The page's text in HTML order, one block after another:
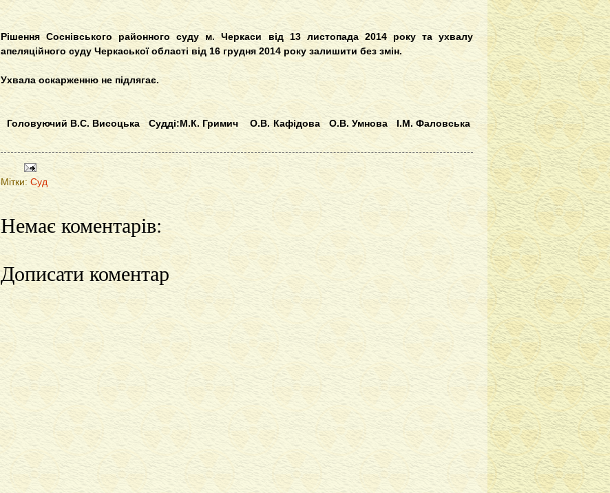
Рішення Соснівського районного суду м. Черкаси від 13 листопада 2014 року та ухвалу
апеляційного суду Черкаської області від 16 грудня 2014 року залишити без змін.
Ухвала оскарженню не підлягає.
Головуючий В.С. Висоцька Судді:М.К. Гримич О.В. Кафідова О.В. Умнова І.М. Фаловська
Мітки: Суд
Немає коментарів:
Дописати коментар